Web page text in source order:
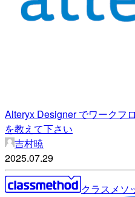
Alteryx Designer でワークフ
を教えて下さい
吉村暁
2025.07.29
クラスメソ